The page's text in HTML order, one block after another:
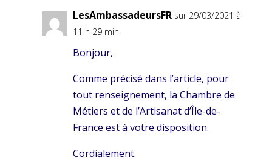
LesAmbassadeursFR sur 29/03/2021 à
11 h 29 min
Bonjour,
Comme précisé dans l’article, pour
tout renseignement, la Chambre de
Métiers et de l’Artisanat d’Île-de-
France est à votre disposition.
Cordialement.